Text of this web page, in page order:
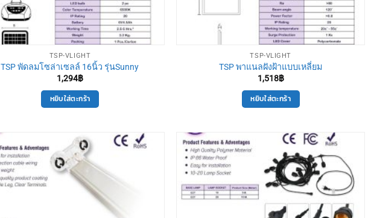
TSP-VLIGHT
TSP พัดลมโซล่าเซลล์ 16นิ้ว รุ่นSunny
1,294฿
หยิบใส่ตะกร้า
TSP-VLIGHT
TSP พาแนลฝังฝ้าแบบเหลี่ยม
1,518฿
หยิบใส่ตะกร้า